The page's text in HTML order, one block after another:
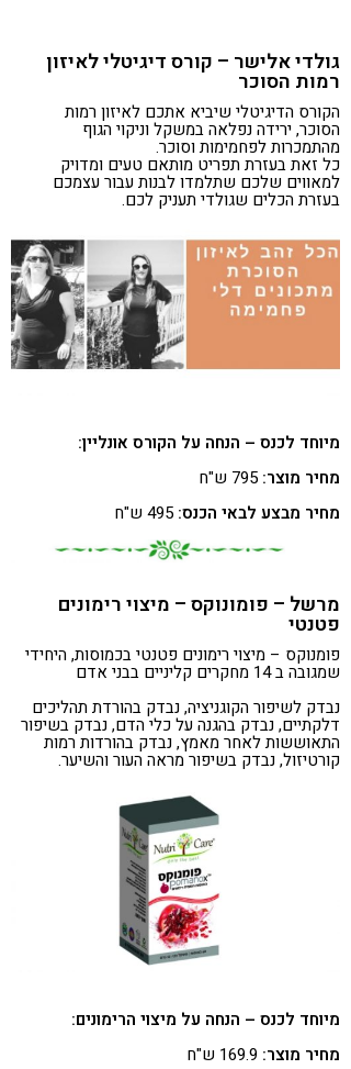
גולדי אלישר – קורס דיגיטלי לאיזון
רמות הסוכר
הקורס הדיגיטלי שיביא אתכם לאיזון רמות
הסוכר, ירידה נפלאה במשקל וניקוי הגוף
מהתמכרות לפחמימות וסוכר.
כל זאת בעזרת תפריט מותאם טעים ומדויק
למאווים שלכם שתלמדו לבנות עבור עצמכם
בעזרת הכלים שגולדי תעניק לכם.
מיוחד לכנס – הנחה על הקורס אונליין:
מחיר מוצר:
מחיר מבצע לבאי הכנס:
מרשל – פומונוקס – מיצוי רימונים
פטנטי
פומנוקס – מיצוי רימונים פטנטי בכמוסות, היחידי
שמגובה ב 14 מחקרים קליניים בבני אדם
נבדק לשיפור הקוגניציה, נבדק בהורדת תהליכים
דלקתיים, נבדק בהגנה על כלי הדם, נבדק בשיפור
התאוששות לאחר מאמץ, נבדק בהורדות רמות
קורטיזול, נבדק בשיפור מראה העור והשיער.
מיוחד לכנס – הנחה על מיצוי הרימונים:
מחיר מוצר: